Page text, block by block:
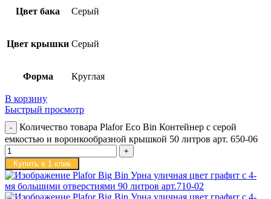
Цвет бака Серый
Цвет крышки Серый
Форма Круглая
В корзину
Быстрый просмотр
Количество товара Plafor Eco Bin Контейнер с серой
емкостью и воронкообразной крышкой 50 литров арт. 650-06
Купить в 1 клик